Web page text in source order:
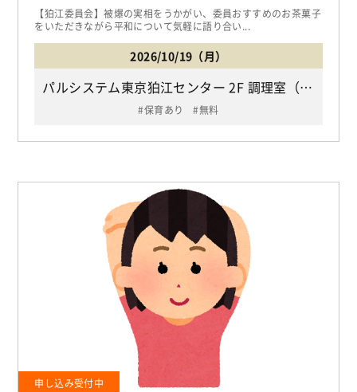
【狛江委員会】被爆の実相をうかがい、委員おすすめのお茶菓子
をいただきながら平和について気軽に語り合い...
2026/10/19（月）
パルシステム東京狛江センター 2F 調理室（小田急線「狛江駅」北口下車 バス「狛江市立緑野小学校前バス停」下車徒歩6分/狛江市 和泉本町4-5-24）
保育あり 無料
申し込み受付中